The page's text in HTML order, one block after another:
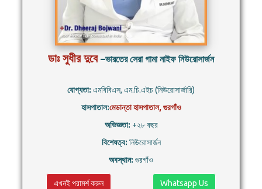
ডাঃ সুধীর দুবে –ভারতের সেরা গামা নাইফ নিউরোসার্জন
যোগ্যতা: এমবিবিএস, এম.চি.এইচ (নিউরোসার্জারি)
হাসপাতাল:মেডান্তা হাসপাতাল, গুরগাঁও
অভিজ্ঞতা: +২৮ বছর
বিশেষত্ব: নিউরোসার্জন
অবস্থান: গুরগাঁও
এখনই পরামর্শ করুন Whatsapp Us